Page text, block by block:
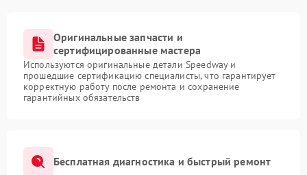
Оригинальные запчасти и
сертифицированные мастера
Используются оригинальные детали Speedway и
прошедшие сертификацию специалисты, что гарантирует
корректную работу после ремонта и сохранение
гарантийных обязательств
Бесплатная диагностика и быстрый ремонт